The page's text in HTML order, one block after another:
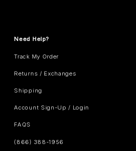
Need Help?
Track My Order
Returns / Exchanges
Shipping
Account Sign-Up / Login
FAQS
(866) 388-1956